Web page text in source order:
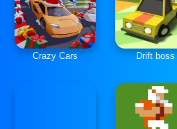
Crazy Cars Drift boss